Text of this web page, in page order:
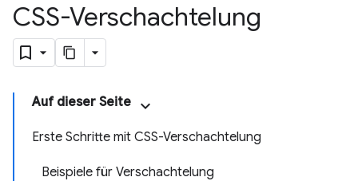
CSS-Verschachtelung
Auf dieser Seite
Erste Schritte mit CSS-Verschachtelung
Beispiele für Verschachtelung